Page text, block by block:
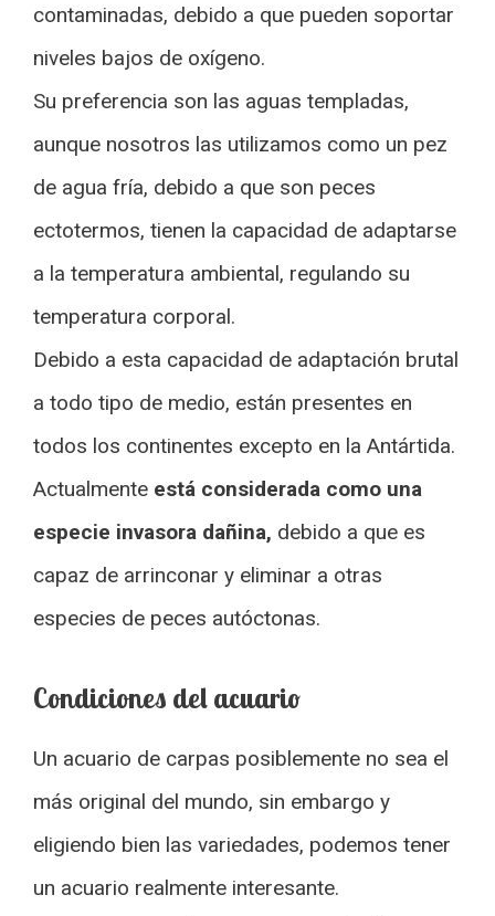
contaminadas, debido a que pueden soportar
niveles bajos de oxígeno.
Su preferencia son las aguas templadas,
aunque nosotros las utilizamos como un pez
de agua fría, debido a que son peces
ectotermos, tienen la capacidad de adaptarse
a la temperatura ambiental, regulando su
temperatura corporal.
Debido a esta capacidad de adaptación brutal
a todo tipo de medio, están presentes en
todos los continentes excepto en la Antártida.
Actualmente está considerada como una
especie invasora dañina, debido a que es
capaz de arrinconar y eliminar a otras
especies de peces autóctonas.
Condiciones del acuario
Un acuario de carpas posiblemente no sea el
más original del mundo, sin embargo y
eligiendo bien las variedades, podemos tener
un acuario realmente interesante.